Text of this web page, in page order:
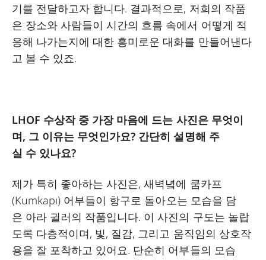
기를 전달하고자 합니다. 결과적으로, 저희의 작품
은 장소와 사람들이 시간의 흐름 속에서 어떻게 적
응해 나가는지에 대한 흥미로운 대화를 만들어낸다
고 볼 수 있죠.
LHOF 수상작 중 가장 마음에 드는 사진은 무엇이
며, 그 이유는 무엇인가요? 간단히 설명해 주
실 수 있나요?
제가 특히 좋아하는 사진은, 새벽녘에 쿰카프
(Kumkapı) 어부들이 항구로 돌아오는 모습을 담
은 아라 귈러의 작품입니다. 이 사진의 구도는 놀랍
도록 다층적이며, 빛, 질감, 그리고 움직임의 상호작
용을 잘 포착하고 있어요. 단순히 어부들의 모습